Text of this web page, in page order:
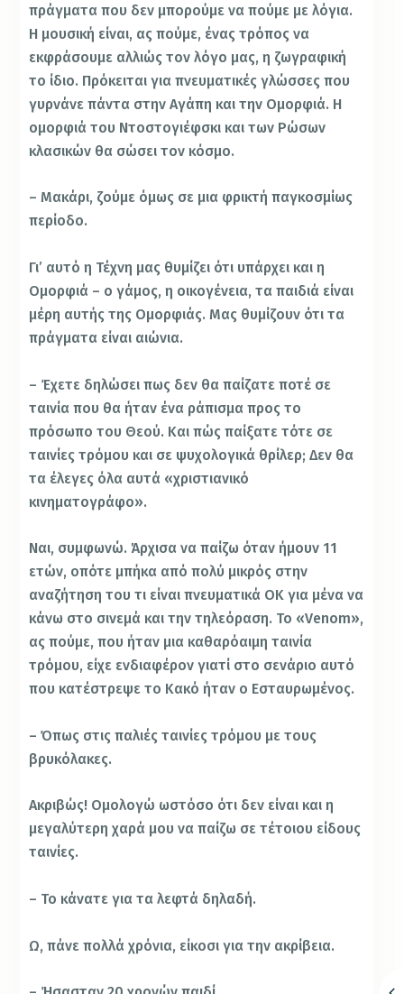
πράγματα που δεν μπορούμε να πούμε με λόγια.
Η μουσική είναι, ας πούμε, ένας τρόπος να
εκφράσουμε αλλιώς τον λόγο μας, η ζωγραφική
το ίδιο. Πρόκειται για πνευματικές γλώσσες που
γυρνάνε πάντα στην Αγάπη και την Ομορφιά. Η
ομορφιά του Ντοστογιέφσκι και των Ρώσων
κλασικών θα σώσει τον κόσμο.
– Μακάρι, ζούμε όμως σε μια φρικτή παγκοσμίως
περίοδο.
Γι’ αυτό η Τέχνη μας θυμίζει ότι υπάρχει και η
Ομορφιά – ο γάμος, η οικογένεια, τα παιδιά είναι
μέρη αυτής της Ομορφιάς. Μας θυμίζουν ότι τα
πράγματα είναι αιώνια.
– Έχετε δηλώσει πως δεν θα παίζατε ποτέ σε
ταινία που θα ήταν ένα ράπισμα προς το
πρόσωπο του Θεού. Και πώς παίξατε τότε σε
ταινίες τρόμου και σε ψυχολογικά θρίλερ; Δεν θα
τα έλεγες όλα αυτά «χριστιανικό
κινηματογράφο».
Ναι, συμφωνώ. Άρχισα να παίζω όταν ήμουν 11
ετών, οπότε μπήκα από πολύ μικρός στην
αναζήτηση του τι είναι πνευματικά ΟΚ για μένα να
κάνω στο σινεμά και την τηλεόραση. Το «Venom»,
ας πούμε, που ήταν μια καθαρόαιμη ταινία
τρόμου, είχε ενδιαφέρον γιατί στο σενάριο αυτό
που κατέστρεψε το Κακό ήταν ο Εσταυρωμένος.
– Όπως στις παλιές ταινίες τρόμου με τους
βρυκόλακες.
Ακριβώς! Ομολογώ ωστόσο ότι δεν είναι και η
μεγαλύτερη χαρά μου να παίζω σε τέτοιου είδους
ταινίες.
– Το κάνατε για τα λεφτά δηλαδή.
Ω, πάνε πολλά χρόνια, είκοσι για την ακρίβεια.